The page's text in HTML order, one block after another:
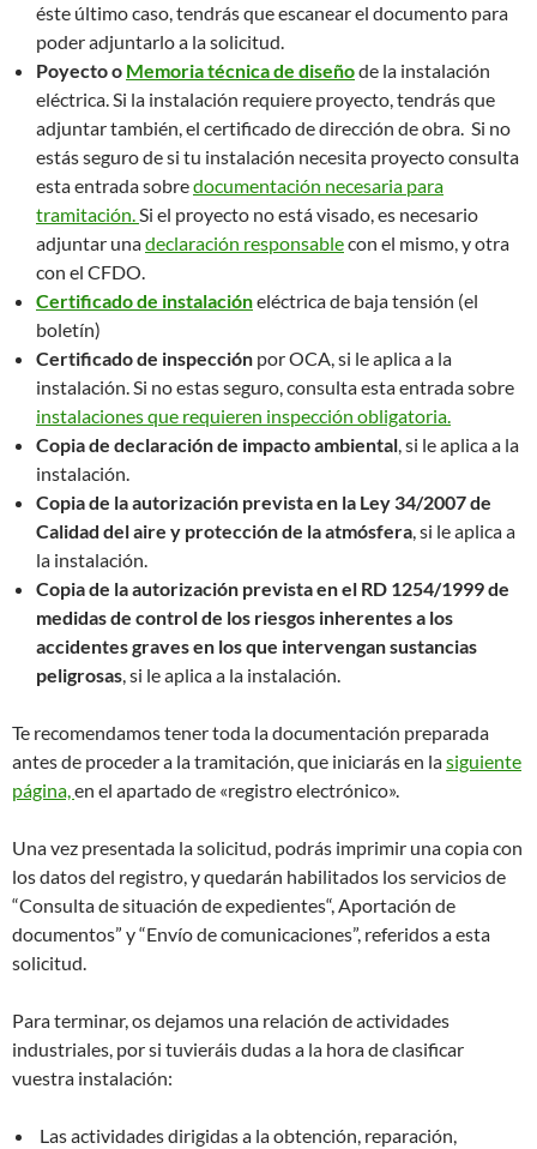
éste último caso, tendrás que escanear el documento para
poder adjuntarlo a la solicitud.
Poyecto o Memoria técnica de diseñode la instalación
eléctrica. Si la instalación requiere proyecto, tendrás que
adjuntar también, el certificado de dirección de obra. Si no
estás seguro de si tu instalación necesita proyecto consulta
esta entrada sobredocumentación necesaria para
tramitación.Si el proyecto no está visado, es necesario
adjuntar unadeclaración responsablecon el mismo, y otra
con el CFDO.
Certificado de instalacióneléctrica de baja tensión (el
boletín)
Certificado de inspección por OCA, si le aplica a la
instalación. Si no estas seguro, consulta esta entrada sobre
instalaciones que requieren inspección obligatoria.
Copia de declaración de impacto ambiental, si le aplica a la
instalación.
Copia de la autorización prevista en la Ley 34/2007 de
Calidad del aire y protección de la atmósfera, si le aplica a
la instalación.
Copia de la autorización prevista en el RD 1254/1999 de
medidas de control de los riesgos inherentes a los
accidentes graves en los que intervengan sustancias
peligrosas, si le aplica a la instalación.
Te recomendamos tener toda la documentación preparada
antes de proceder a la tramitación, que iniciarás en lasiguiente
página,en el apartado de «registro electrónico».
Una vez presentada la solicitud, podrás imprimir una copia con
los datos del registro, y quedarán habilitados los servicios de
“Consulta de situación de expedientes“, Aportación de
documentos” y “Envío de comunicaciones”, referidos a esta
solicitud.
Para terminar, os dejamos una relación de actividades
industriales, por si tuvieráis dudas a la hora de clasificar
vuestra instalación:
Las actividades dirigidas a la obtención, reparación,